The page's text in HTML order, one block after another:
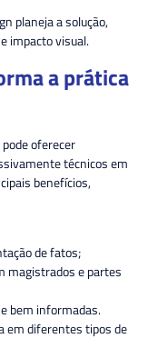
planeja a solução,
impacto visual.
a prática
oferecer
técnicos em
benefícios,
de fatos;
magistrados e partes
bem informadas.
em diferentes tipos de